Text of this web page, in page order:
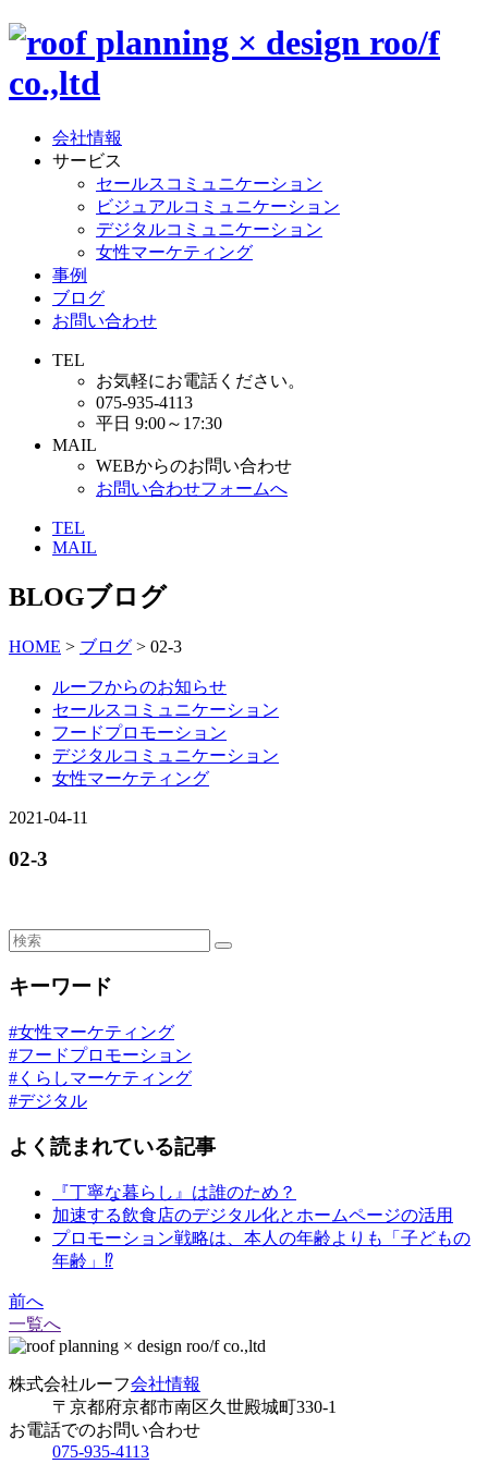
会社情報
サービス
セールスコミュニケーション
ビジュアルコミュニケーション
デジタルコミュニケーション
女性マーケティング
事例
ブログ
お問い合わせ
TEL
お気軽にお電話ください。
075-935-4113
平日 9:00～17:30
MAIL
WEBからのお問い合わせ
お問い合わせフォームへ
TEL
MAIL
BLOGブログ
HOME > ブログ > 02-3
ルーフからのお知らせ
セールスコミュニケーション
フードプロモーション
デジタルコミュニケーション
女性マーケティング
2021-04-11
02-3
キーワード
#女性マーケティング
#フードプロモーション
#くらしマーケティング
#デジタル
よく読まれている記事
『丁寧な暮らし』は誰のため？
加速する飲食店のデジタル化とホームページの活用
プロモーション戦略は、本人の年齢よりも「子どもの
年齢」⁉
前へ
一覧へ
株式会社ルーフ会社情報
〒京都府京都市南区久世殿城町330-1
お電話でのお問い合わせ
075-935-4113